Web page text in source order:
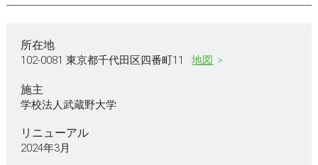
所在地
102-0081 東京都千代田区四番町11 地図
施主
学校法人武蔵野大学
リニューアル
2024年3月